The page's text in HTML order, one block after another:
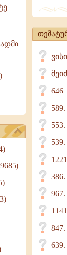
და
მას,
სხვა